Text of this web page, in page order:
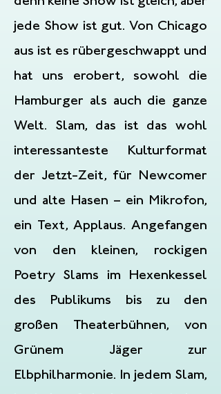
jede Show ist gut. Von Chicago
aus ist es rübergeschwappt und
hat uns erobert, sowohl die
Hamburger als auch die ganze
Welt. Slam, das ist das wohl
interessanteste Kulturformat
der Jetzt-Zeit, für Newcomer
und alte Hasen – ein Mikrofon,
ein Text, Applaus. Angefangen
von den kleinen, rockigen
Poetry Slams im Hexenkessel
des Publikums bis zu den
großen Theaterbühnen, von
Grünem Jäger zur
Elbphilharmonie. In jedem Slam,